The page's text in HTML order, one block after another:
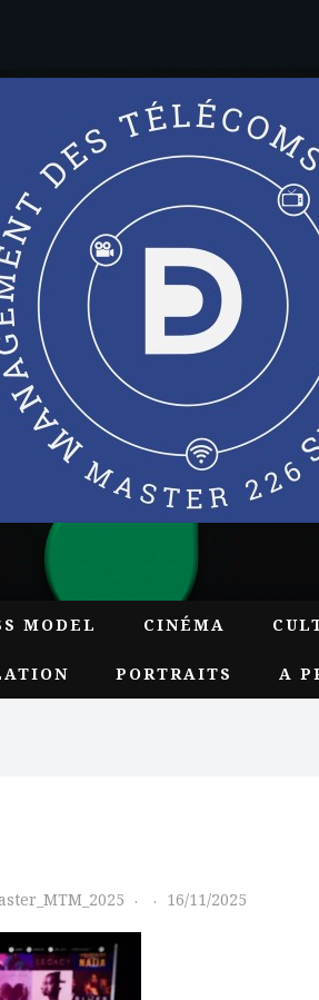
MODEL CINÉMA
PORTRAITS A
16/11/2025